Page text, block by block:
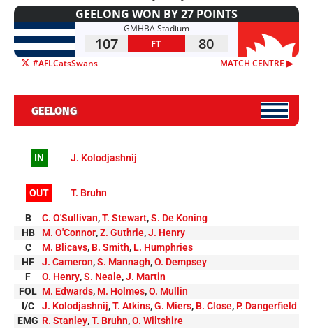
GEELONG WON BY 27 POINTS
GMHBA Stadium
107 FT 80
#AFLCatsSwans MATCH CENTRE ▶︎
GEELONG
IN J. Kolodjashnij
OUT T. Bruhn
B C. O'Sullivan,T. Stewart,S. De Koning
HB
M. O'Connor,Z. Guthrie,J. Henry
C
M. Blicavs, B. Smith, L. Humphries
HF
J. Cameron,S. Mannagh,O. Dempsey
F
O. Henry,S. Neale,J. Martin
FOL M. Edwards, M. Holmes,O. Mullin
I/C
J. Kolodjashnij,T. Atkins,G. Miers, B. Close, P. Dangerfield
EMG R. Stanley,T. Bruhn,O. Wiltshire